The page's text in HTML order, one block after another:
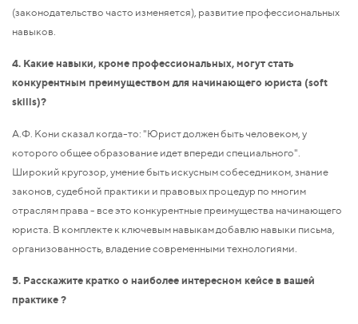
(законодательство часто изменяется), развитие профессиональных
навыков.
4. Какие навыки, кроме профессиональных, могут стать
конкурентным преимуществом для начинающего юриста (soft
skills)?
А.Ф. Кони сказал когда-то: "Юрист должен быть человеком, у
которого общее образование идет впереди специального".
Широкий кругозор, умение быть искусным собеседником, знание
законов, судебной практики и правовых процедур по многим
отраслям права - все это конкурентные преимущества начинающего
юриста. В комплекте к ключевым навыкам добавлю навыки письма,
организованность, владение современными технологиями.
5. Расскажите кратко о наиболее интересном кейсе в вашей
практике ?